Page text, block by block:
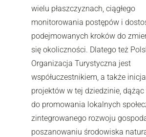
wielu płaszczyznach, ciągłego
monitorowania postępów i
podejmowanych kroków do
się okoliczności. Dlatego też
Organizacja Turystyczna jest
współuczestnikiem, a także
projektów w tej dziedzinie,
do promowania lokalnych
zintegrowanego rozwoju
poszanowaniu środowiska